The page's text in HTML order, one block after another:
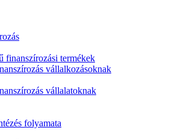
finanszírozási termékek
vállalkozásoknak
vállalatoknak
folyamata